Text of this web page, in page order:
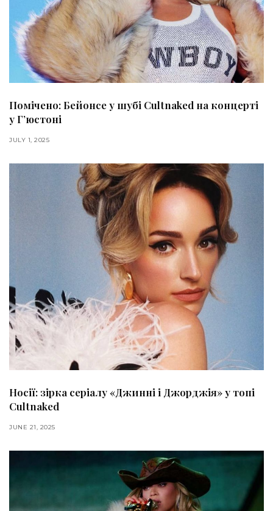
Помічено: Бейонсе у шубі Cultnaked на концерті
у Г’юстоні
JULY 1, 2025
Носії: зірка серіалу «Джинні і Джорджія» у топі
Cultnaked
JUNE 21, 2025